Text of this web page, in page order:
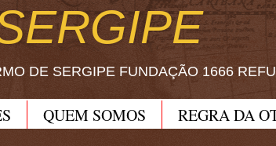
DE SERGIPE FUNDAÇÃO 1666
QUEM SOMOS REGRA DA